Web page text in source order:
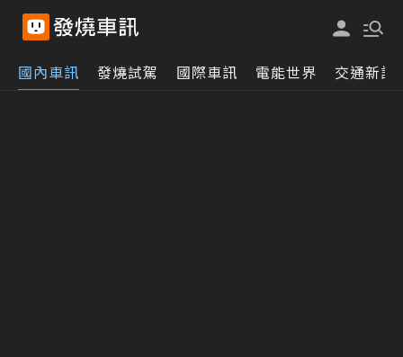
國內車訊 發燒試駕 國際車訊 電能世界 交通新訊